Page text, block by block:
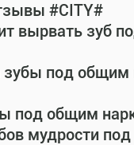
#CITY#
вырвать зуб
зубы под общим
под общим
мудрости